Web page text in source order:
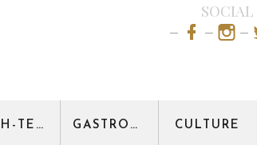
SOCIAL
HIGH-TECH GASTRONOMIE CULTURE